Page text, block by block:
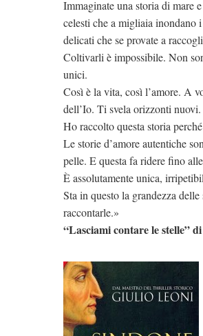
Immaginate una storia di mare
celesti che a migliaia inondano
delicati che se provate a
Coltivarli è impossibile. Non
unici.
Così è la vita, così l’amore. A
dell’Io. Ti svela orizzonti nuovi.
Ho raccolto questa storia
Le storie d’amore autentiche
pelle. E questa fa ridere fino
È assolutamente unica,
Sta in questo la grandezza
raccontarle.»
“Lasciami contare le stelle”